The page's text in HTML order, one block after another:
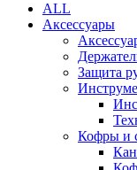
ALL
Аксессуары
Защита
Кофры и